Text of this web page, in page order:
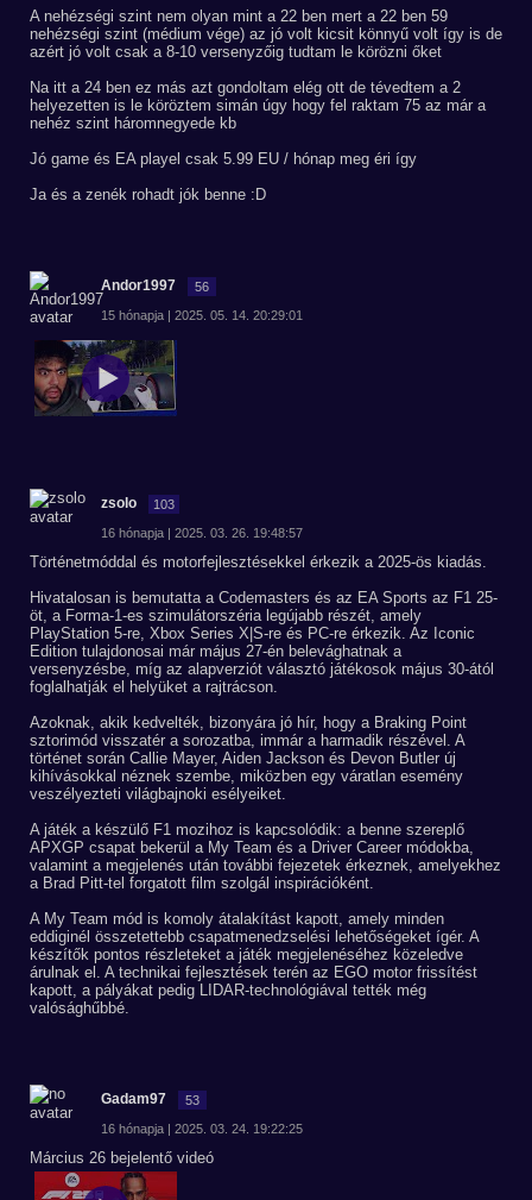
A nehézségi szint nem olyan mint a 22 ben mert a 22 ben 59
nehézségi szint (médium vége) az jó volt kicsit könnyű volt így is de
azért jó volt csak a 8-10 versenyzőig tudtam le körözni őket
Na itt a 24 ben ez más azt gondoltam elég ott de tévedtem a 2
helyezetten is le köröztem simán úgy hogy fel raktam 75 az már a
nehéz szint háromnegyede kb
Jó game és EA playel csak 5.99 EU / hónap meg éri így
Ja és a zenék rohadt jók benne :D
Andor1997 56
15 hónapja | 2025. 05. 14. 20:29:01
zsolo 103
16 hónapja | 2025. 03. 26. 19:48:57
Történetmóddal és motorfejlesztésekkel érkezik a 2025-ös kiadás.
Hivatalosan is bemutatta a Codemasters és az EA Sports az F1 25-
öt, a Forma-1-es szimulátorszéria legújabb részét, amely
PlayStation 5-re, Xbox Series X|S-re és PC-re érkezik. Az Iconic
Edition tulajdonosai már május 27-én belevághatnak a
versenyzésbe, míg az alapverziót választó játékosok május 30-ától
foglalhatják el helyüket a rajtrácson.
Azoknak, akik kedvelték, bizonyára jó hír, hogy a Braking Point
sztorimód visszatér a sorozatba, immár a harmadik részével. A
történet során Callie Mayer, Aiden Jackson és Devon Butler új
kihívásokkal néznek szembe, miközben egy váratlan esemény
veszélyezteti világbajnoki esélyeiket.
A játék a készülő F1 mozihoz is kapcsolódik: a benne szereplő
APXGP csapat bekerül a My Team és a Driver Career módokba,
valamint a megjelenés után további fejezetek érkeznek, amelyekhez
a Brad Pitt-tel forgatott film szolgál inspirációként.
A My Team mód is komoly átalakítást kapott, amely minden
eddiginél összetettebb csapatmenedzselési lehetőségeket ígér. A
készítők pontos részleteket a játék megjelenéséhez közeledve
árulnak el. A technikai fejlesztések terén az EGO motor frissítést
kapott, a pályákat pedig LIDAR-technológiával tették még
valósághűbbé.
Gadam97 53
16 hónapja | 2025. 03. 24. 19:22:25
Március 26 bejelentő videó